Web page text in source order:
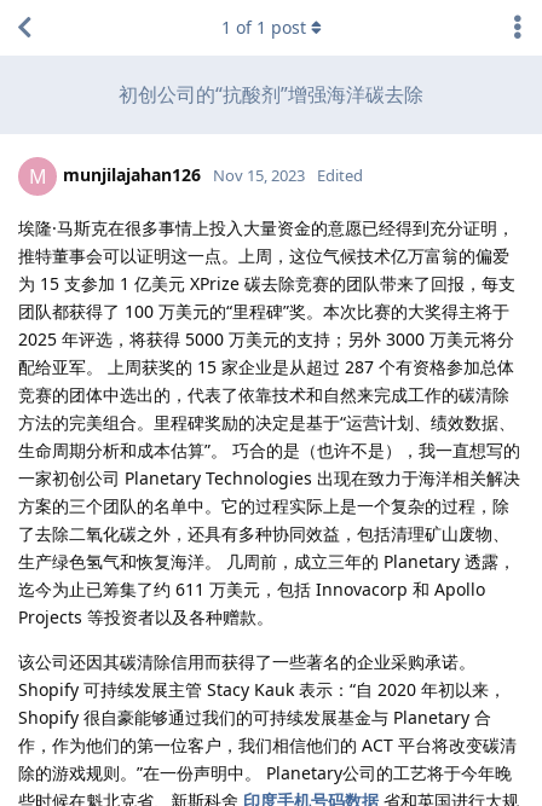
初创公司的“抗酸剂”增强海洋碳去除
1 of 1 post
M munjilajahan126 Nov 15, 2023 Edited
埃隆·马斯克在很多事情上投入大量资金的意愿已经得到充分证明，
推特董事会可以证明这一点。上周，这位气候技术亿万富翁的偏爱
为 15 支参加 1 亿美元 XPrize 碳去除竞赛的团队带来了回报，每支
团队都获得了 100 万美元的“里程碑”奖。本次比赛的大奖得主将于
2025 年评选，将获得 5000 万美元的支持；另外 3000 万美元将分
配给亚军。 上周获奖的 15 家企业是从超过 287 个有资格参加总体
竞赛的团体中选出的，代表了依靠技术和自然来完成工作的碳清除
方法的完美组合。里程碑奖励的决定是基于“运营计划、绩效数据、
生命周期分析和成本估算”。 巧合的是（也许不是），我一直想写的
一家初创公司 Planetary Technologies 出现在致力于海洋相关解决
方案的三个团队的名单中。它的过程实际上是一个复杂的过程，除
了去除二氧化碳之外，还具有多种协同效益，包括清理矿山废物、
生产绿色氢气和恢复海洋。 几周前，成立三年的 Planetary 透露，
迄今为止已筹集了约 611 万美元，包括 Innovacorp 和 Apollo
Projects 等投资者以及各种赠款。
该公司还因其碳清除信用而获得了一些著名的企业采购承诺。
Shopify 可持续发展主管 Stacy Kauk 表示：“自 2020 年初以来，
Shopify 很自豪能够通过我们的可持续发展基金与 Planetary 合
作，作为他们的第一位客户，我们相信他们的 ACT 平台将改变碳清
除的游戏规则。”在一份声明中。 Planetary公司的工艺将于今年晚
些时候在魁北克省、新斯科舍 印度手机号码数据 省和英国进行大规